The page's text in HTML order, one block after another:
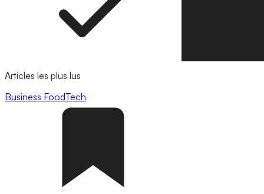
Articles les plus lus
Business FoodTech